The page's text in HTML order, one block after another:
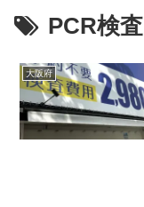
PCR検査
大阪府